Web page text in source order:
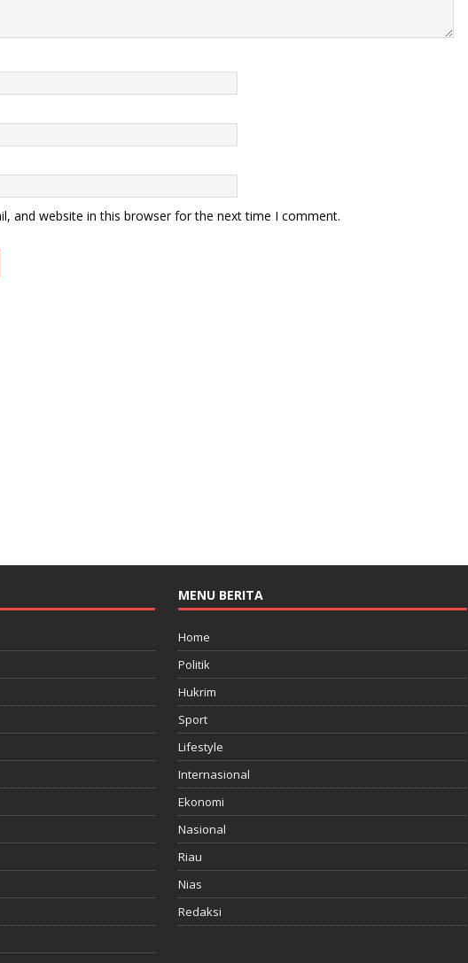
and website in this browser for the next time I comment.
MENU BERITA
Home
Politik
Hukrim
Sport
Lifestyle
Internasional
Ekonomi
Nasional
Riau
Nias
Redaksi